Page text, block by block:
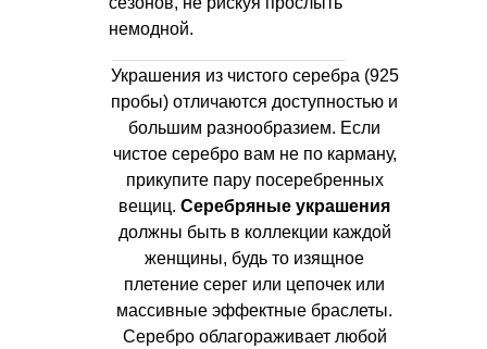
немодной.
Украшения из чистого серебра (925
пробы) отличаются доступностью и
большим разнообразием. Если
чистое серебро вам не по карману,
прикупите пару посеребренных
вещиц. Серебряные украшения
должны быть в коллекции каждой
женщины, будь то изящное
плетение серег или цепочек или
массивные эффектные браслеты.
Серебро облагораживает любой